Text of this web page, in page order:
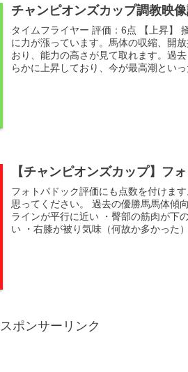
チャンピオンズカップ調教映
タイムフライヤー 評価：6点 【上昇】
に力が漲っています。馬体の収縮、開
おり、能力の高さが見て取れます。過
らかに上昇しており、今が最高潮といっ
【チャンピオンズカップ】フ
フォトパドック評価にも点数を付けま
思ってください。 過去の優勝馬馬体傾
ラインが平行に近い ・臀部の筋肉が下
い ・右膝が被り気味（何故か多かった）
スポンサーリンク